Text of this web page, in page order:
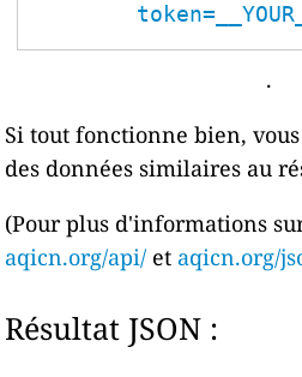
.
Si tout fonctionne bien,
des données similaires au
(Pour plus d'informations
aqicn.org/api/ et aqicn.org/
Résultat JSON :